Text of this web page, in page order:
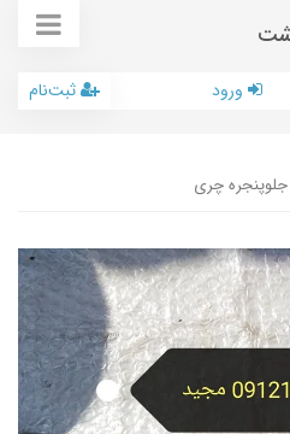
ورود ثبت‌نام
جلوپنجره چری